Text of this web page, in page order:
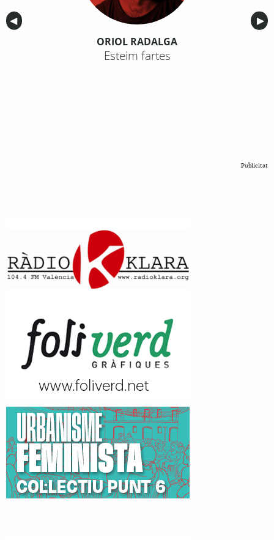
Anterior
◀︎ ▶︎
ORIOL RADALGA
Esteim fartes
Publicitat